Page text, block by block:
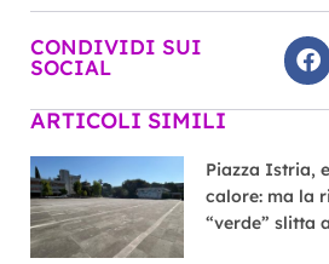
CONDIVIDI SUI
SOCIAL
ARTICOLI SIMILI
Piazza Istria,
calore: ma la
“verde” slitta